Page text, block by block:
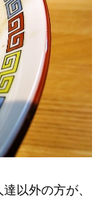
以外の方が、